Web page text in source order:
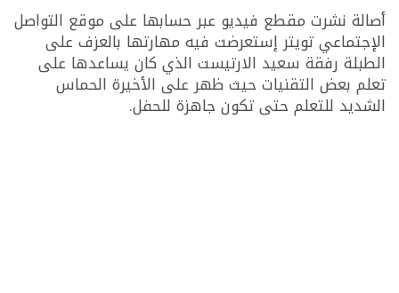
أصالة نشرت مقطع فيديو عبر حسابها على موقع التواصل
الإجتماعي تويتر إستعرضت فيه مهارتها بالعزف على
الطبلة رفقة سعيد الارتيست الذي كان يساعدها على
تعلم بعض التقنيات حيث ظهر على الأخيرة الحماس
الشديد للتعلم حتى تكون جاهزة للحفل.